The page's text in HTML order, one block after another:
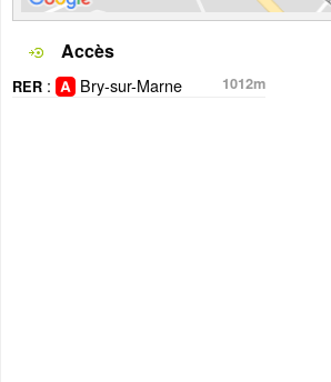
Accès
RER : Bry-sur-Marne 1012m